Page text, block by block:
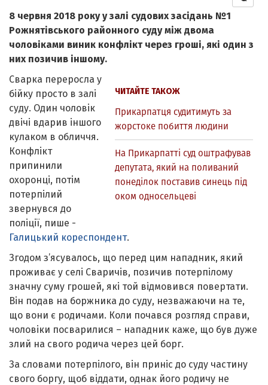
8 червня 2018 року у залі судових засідань №1
Рожнятівського районного суду між двома
чоловіками виник конфлікт через гроші, які один з
них позичив іншому.
ЧИТАЙТЕ ТАКОЖ
Прикарпатця судитимуть за
жорстоке побиття людини
На Прикарпатті суд оштрафував
депутата, який на поливаний
понеділок поставив синець під
оком односельцеві
Сварка переросла у
бійку просто в залі
суду. Один чоловік
двічі вдарив іншого
кулаком в обличчя.
Конфлікт
припинили
охоронці, потім
потерпілий
звернувся до
поліції, пише -
Галицький кореспондент.
Згодом з’ясувалось, що перед цим нападник, який
проживає у селі Сваричів, позичив потерпілому
значну суму грошей, які той відмовився повертати.
Він подав на боржника до суду, незважаючи на те,
що вони є родичами. Коли почався розгляд справи,
чоловіки посварилися – нападник каже, що був дуже
злий на свого родича через цей борг.
За словами потерпілого, він приніс до суду частину
свого боргу, щоб віддати, однак його родичу не